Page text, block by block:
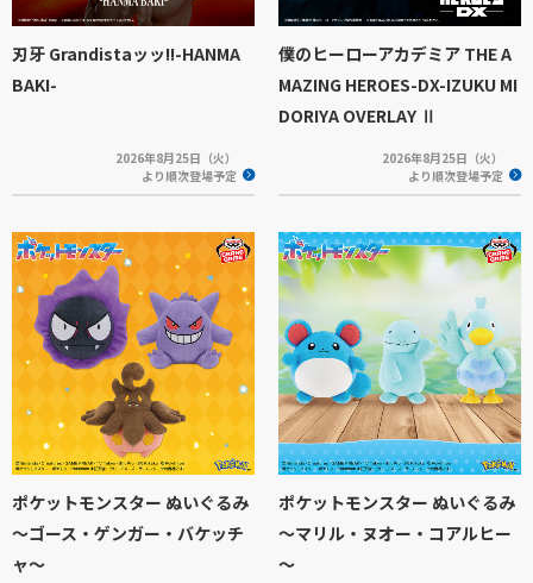
刃牙 Grandistaッッ!!-HANMA
BAKI-
2026年8月25日（火）
より順次登場予定
僕のヒーローアカデミア THE A
MAZING HEROES-DX-IZUKU MI
DORIYA OVERLAY Ⅱ
2026年8月25日（火）
より順次登場予定
ポケットモンスター ぬいぐるみ
～ゴース・ゲンガー・バケッチ
ャ～
ポケットモンスター ぬいぐるみ
～マリル・ヌオー・コアルヒー
～